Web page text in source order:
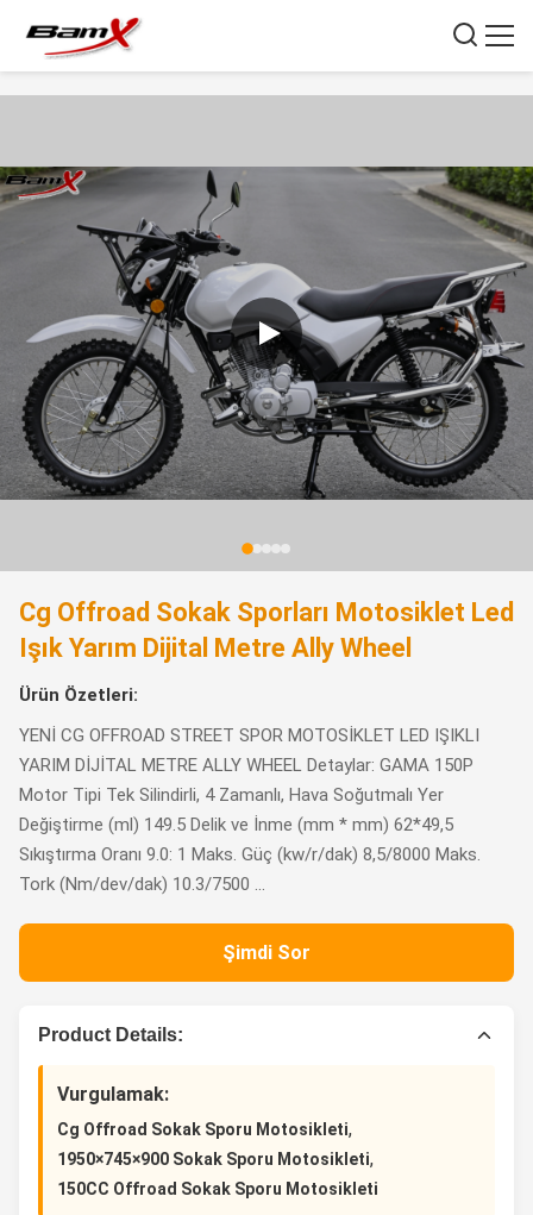
Cg Offroad Sokak Sporları Motosiklet Led
Işık Yarım Dijital Metre Ally Wheel
Ürün Özetleri:
YENİ CG OFFROAD STREET SPOR MOTOSİKLET LED IŞIKLI
YARIM DİJİTAL METRE ALLY WHEEL Detaylar: GAMA 150P
Motor Tipi Tek Silindirli, 4 Zamanlı, Hava Soğutmalı Yer
Değiştirme (ml) 149.5 Delik ve İnme (mm * mm) 62*49,5
Sıkıştırma Oranı 9.0: 1 Maks. Güç (kw/r/dak) 8,5/8000 Maks.
Tork (Nm/dev/dak) 10.3/7500 ...
Şimdi Sor
Product Details:
Vurgulamak:
Cg Offroad Sokak Sporu Motosikleti,
1950×745×900 Sokak Sporu Motosikleti,
150CC Offroad Sokak Sporu Motosikleti